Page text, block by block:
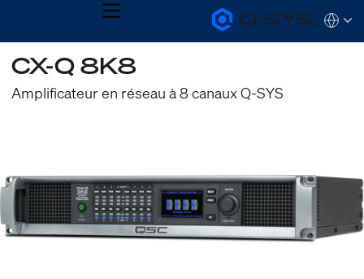
Q-
SYS
MENU
QSYS.com (English)
India (English)
Deutsch
Español
CX-Q 8K8
Amplificateur en réseau à 8 canaux Q-SYS